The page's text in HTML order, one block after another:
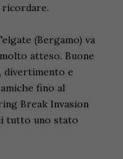
(Bergamo) va
atteso. Buone
divertimento e
fino al
Break Invasion
tutto uno stato